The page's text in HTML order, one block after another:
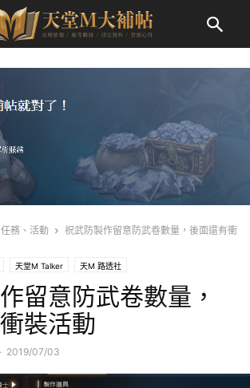
任務、活動
祝武防製作留意防武卷數量，後面還有衝
天堂M Talker 天M 路透社
留意防武卷數量，
裝活動
2019/07/03